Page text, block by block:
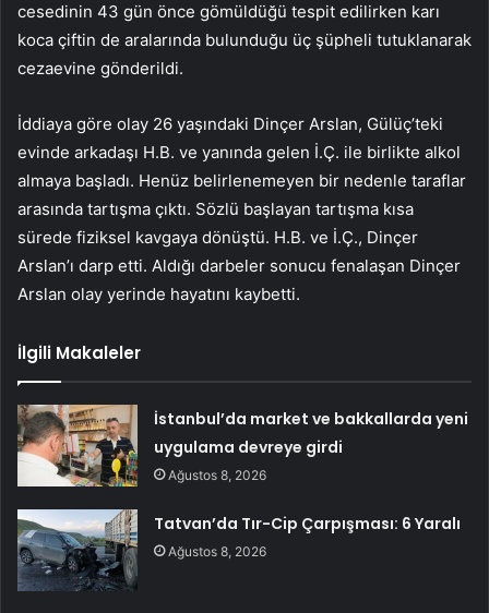
cesedinin 43 gün önce gömüldüğü tespit edilirken karı
koca çiftin de aralarında bulunduğu üç şüpheli tutuklanarak
cezaevine gönderildi.
İddiaya göre olay 26 yaşındaki Dinçer Arslan, Gülüç’teki
evinde arkadaşı H.B. ve yanında gelen İ.Ç. ile birlikte alkol
almaya başladı. Henüz belirlenemeyen bir nedenle taraflar
arasında tartışma çıktı. Sözlü başlayan tartışma kısa
sürede fiziksel kavgaya dönüştü. H.B. ve İ.Ç., Dinçer
Arslan’ı darp etti. Aldığı darbeler sonucu fenalaşan Dinçer
Arslan olay yerinde hayatını kaybetti.
İlgili Makaleler
İstanbul’da market ve bakkallarda yeni
uygulama devreye girdi
Ağustos 8, 2026
Tatvan’da Tır-Cip Çarpışması: 6 Yaralı
Ağustos 8, 2026